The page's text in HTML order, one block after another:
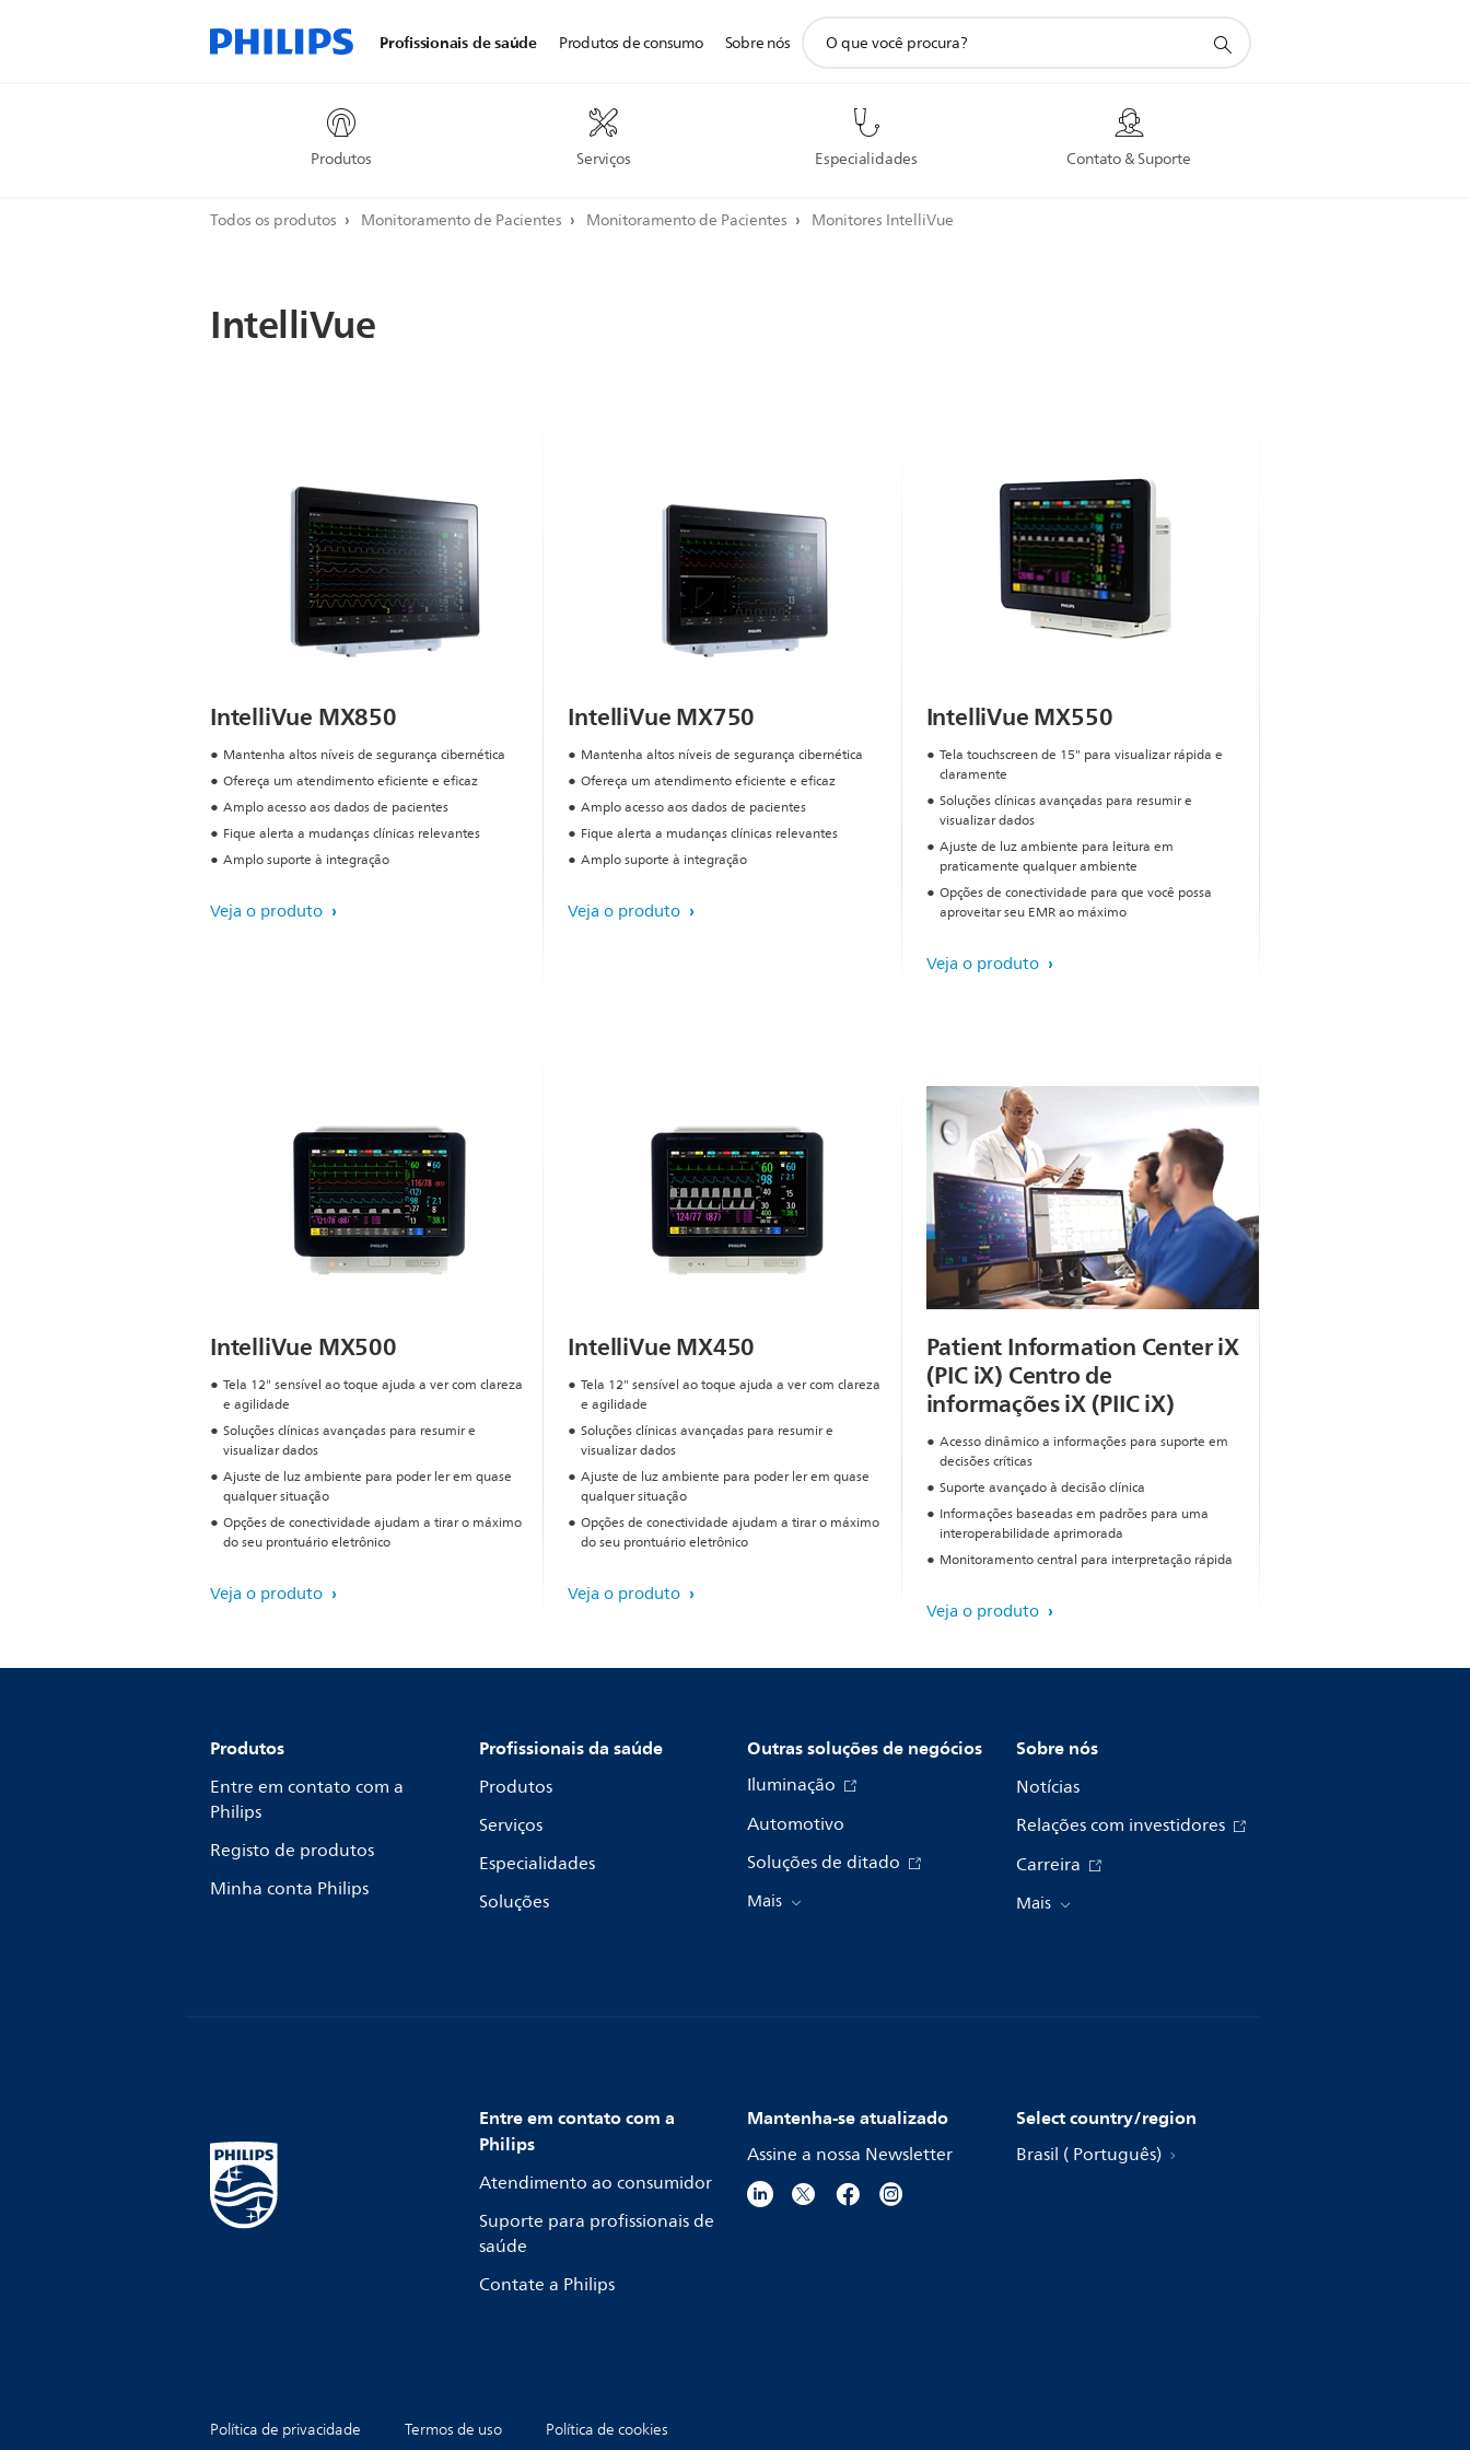
Profissionais de saúde
Produtos Serviços Especialidades Contato & Suporte
Produtos de consumo Sobre nós
suporte
Todos os produtos Monitoramento de Pacientes Monitoramento de Pacientes Monitores IntelliVue
IntelliVue
IntelliVue MX850
Mantenha altos níveis de segurança cibernética
Ofereça um atendimento eficiente e eficaz
Amplo acesso aos dados de pacientes
Fique alerta a mudanças clínicas relevantes
Amplo suporte à integração
Veja o produto
IntelliVue MX750
Mantenha altos níveis de segurança cibernética
Ofereça um atendimento eficiente e eficaz
Amplo acesso aos dados de pacientes
Fique alerta a mudanças clínicas relevantes
Amplo suporte à integração
Veja o produto
IntelliVue MX550
Tela touchscreen de 15" para visualizar rápida e
claramente
Soluções clínicas avançadas para resumir e
visualizar dados
Ajuste de luz ambiente para leitura em
praticamente qualquer ambiente
Opções de conectividade para que você possa
aproveitar seu EMR ao máximo
Veja o produto
IntelliVue MX500
Tela 12" sensível ao toque ajuda a ver com clareza
e agilidade
Soluções clínicas avançadas para resumir e
visualizar dados
Ajuste de luz ambiente para poder ler em quase
qualquer situação
Opções de conectividade ajudam a tirar o máximo
do seu prontuário eletrônico
Veja o produto
IntelliVue MX450
Tela 12" sensível ao toque ajuda a ver com clareza
e agilidade
Soluções clínicas avançadas para resumir e
visualizar dados
Ajuste de luz ambiente para poder ler em quase
qualquer situação
Opções de conectividade ajudam a tirar o máximo
do seu prontuário eletrônico
Veja o produto
Patient Information Center iX
(PIC iX) Centro de
informações iX (PIIC iX)
Acesso dinâmico a informações para suporte em
decisões críticas
Suporte avançado à decisão clínica
Informações baseadas em padrões para uma
interoperabilidade aprimorada
Monitoramento central para interpretação rápida
Veja o produto
Produtos
Entre em contato com a
Philips
Registo de produtos
Minha conta Philips
Profissionais da saúde
Produtos
Serviços
Especialidades
Soluções
Outras soluções de negócios
Iluminação
Automotivo
Soluções de ditado
Mais
Sobre nós
Notícias
Relações com investidores
Carreira
Mais
Entre em contato com a
Philips
Atendimento ao consumidor
Suporte para profissionais de
saúde
Contate a Philips
Mantenha-se atualizado
Assine a nossa Newsletter
Select country/region
Brasil ( Português)
Política de privacidade Termos de uso Política de cookies